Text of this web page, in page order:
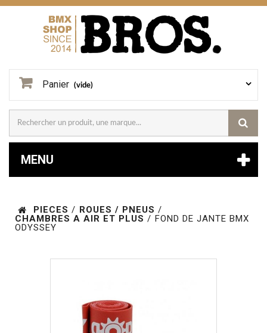
Panier (vide)
MENU
PIECES / ROUES / PNEUS /
CHAMBRES A AIR ET PLUS / FOND DE JANTE BMX
ODYSSEY